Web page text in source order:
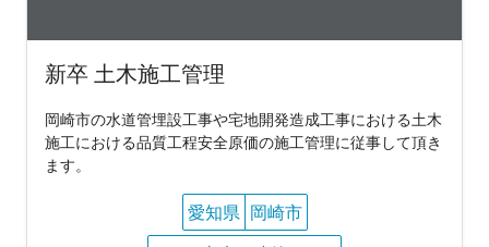
新卒 土木施工管理
岡崎市の水道管埋設工事や宅地開発造成工事における土木
施工における品質工程安全原価の施工管理に従事して頂き
ます。
愛知県 岡崎市